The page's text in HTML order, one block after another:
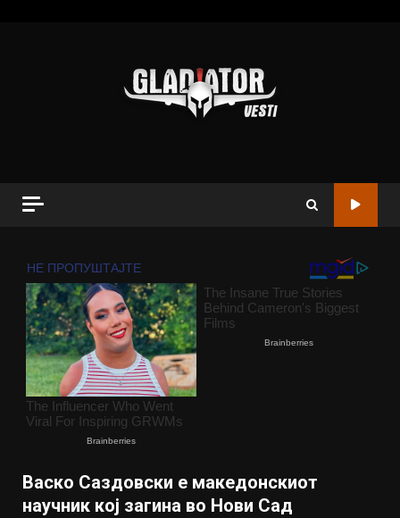
Васко Саздовски е македонскиот
научник кој загина во Нови Сад